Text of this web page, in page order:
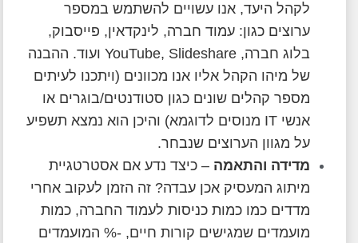
לקהל היעד, אנו עשויים להשתמש במספר
ערוצים כגון: עמוד חברה, לינקדאין, פייסבוק,
בלוג חברה, YouTube, Slideshare ועוד. ההבנה
של מיהו הקהל אליו אנו מכוונים (ויתכנו לעיתים
מספר קהלים שונים כגון סטודנטים/בוגרים או
אנשי IT מנוסים לדוגמא) והיכן הוא נמצא תשפיע
על מגוון הערוצים שנבחר.
מדידה והתאמה – כיצד נדע אם אסטרטגיית
מיתוג המעסיק אכן עבדה? זה הזמן לעקוב אחרי
מדדים כמו כמות כניסות לעמוד החברה, כמות
מועמדים שמגישים קורות חיים, -% המועמדים